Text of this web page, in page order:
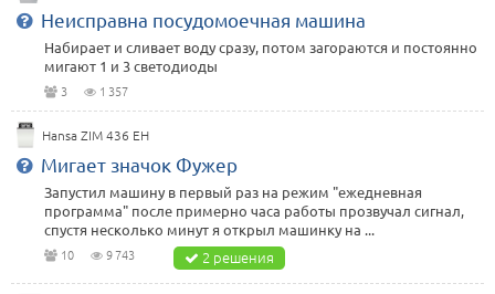
Неисправна посудомоечная машина
Набирает и сливает воду сразу, потом загораются и постоянно
мигают 1 и 3 светодиоды
3 1 357
Hansa ZIM 436 EH
Мигает значок Фужер
Запустил машину в первый раз на режим "ежедневная
программа" после примерно часа работы прозвучал сигнал,
спустя несколько минут я открыл машинку на ...
10 9 743 2 решения